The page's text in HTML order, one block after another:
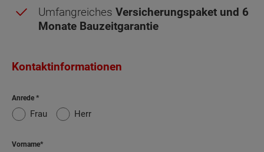
Obergeschoss (2 Wohnungen) -
Standard
(2 Wohnungen)
Umfangreiches Versicherungspaket und 6
Monate Bauzeitgarantie
Kontaktinformationen
Anrede
Frau Herr
Vorname